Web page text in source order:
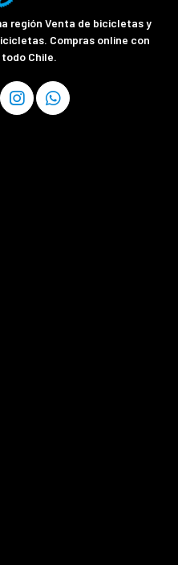
región Venta de bicicletas y
Compras online con
Chile.